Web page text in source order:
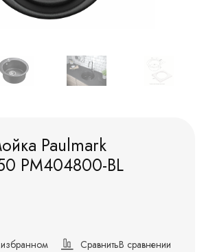
Paulmark
PM404800-BL
СравнитьВ сравнении